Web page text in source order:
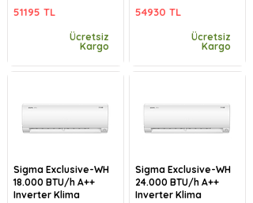
51195 TL
Ücretsiz
Kargo
Sigma Exclusive-WH
18.000 BTU/h A++
Inverter Klima
54930 TL
Ücretsiz
Kargo
Sigma Exclusive-WH
24.000 BTU/h A++
Inverter Klima